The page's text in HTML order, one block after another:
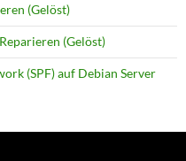
(Gelöst)
(Gelöst)
(SPF) auf Debian Server